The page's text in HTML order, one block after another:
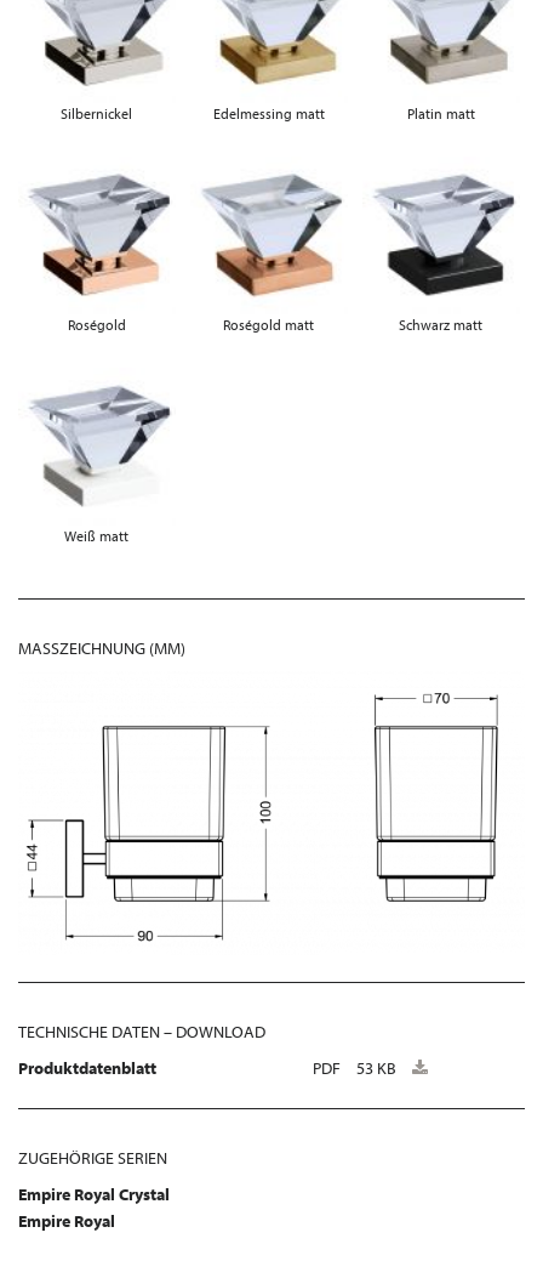
Silbernickel Edelmessing matt Platin matt
Roségold Roségold matt Schwarz matt
Weiß matt
MASSZEICHNUNG (MM)
TECHNISCHE DATEN – DOWNLOAD
Produktdatenblatt
PDF 53 KB
ZUGEHÖRIGE SERIEN
Empire Royal Crystal
Empire Royal